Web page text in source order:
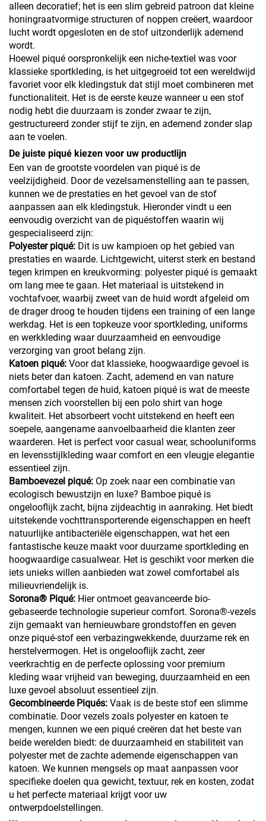
alleen decoratief; het is een slim gebreid patroon dat kleine
honingraatvormige structuren of noppen creëert, waardoor
lucht wordt opgesloten en de stof uitzonderlijk ademend
wordt.
Hoewel piqué oorspronkelijk een niche-textiel was voor
klassieke sportkleding, is het uitgegroeid tot een wereldwijd
favoriet voor elk kledingstuk dat stijl moet combineren met
functionaliteit. Het is de eerste keuze wanneer u een stof
nodig hebt die duurzaam is zonder zwaar te zijn,
gestructureerd zonder stijf te zijn, en ademend zonder slap
aan te voelen.
De juiste piqué kiezen voor uw productlijn
Een van de grootste voordelen van piqué is de
veelzijdigheid. Door de vezelsamenstelling aan te passen,
kunnen we de prestaties en het gevoel van de stof
aanpassen aan elk kledingstuk. Hieronder vindt u een
eenvoudig overzicht van de piquéstoffen waarin wij
gespecialiseerd zijn:
Polyester piqué: Dit is uw kampioen op het gebied van
prestaties en waarde. Lichtgewicht, uiterst sterk en bestand
tegen krimpen en kreukvorming: polyester piqué is gemaakt
om lang mee te gaan. Het materiaal is uitstekend in
vochtafvoer, waarbij zweet van de huid wordt afgeleid om
de drager droog te houden tijdens een training of een lange
werkdag. Het is een topkeuze voor sportkleding, uniforms
en werkkleding waar duurzaamheid en eenvoudige
verzorging van groot belang zijn.
Katoen piqué: Voor dat klassieke, hoogwaardige gevoel is
niets beter dan katoen. Zacht, ademend en van nature
comfortabel tegen de huid, katoen piqué is wat de meeste
mensen zich voorstellen bij een polo shirt van hoge
kwaliteit. Het absorbeert vocht uitstekend en heeft een
soepele, aangename aanvoelbaarheid die klanten zeer
waarderen. Het is perfect voor casual wear, schooluniforms
en levensstijlkleding waar comfort en een vleugje elegantie
essentieel zijn.
Bamboevezel piqué: Op zoek naar een combinatie van
ecologisch bewustzijn en luxe? Bamboe piqué is
ongelooflijk zacht, bijna zijdeachtig in aanraking. Het biedt
uitstekende vochttransporterende eigenschappen en heeft
natuurlijke antibacteriële eigenschappen, wat het een
fantastische keuze maakt voor duurzame sportkleding en
hoogwaardige casualwear. Het is geschikt voor merken die
iets unieks willen aanbieden wat zowel comfortabel als
milieuvriendelijk is.
Sorona® Piqué: Hier ontmoet geavanceerde bio-
gebaseerde technologie superieur comfort. Sorona®-vezels
zijn gemaakt van hernieuwbare grondstoffen en geven
onze piqué-stof een verbazingwekkende, duurzame rek en
herstelvermogen. Het is ongelooflijk zacht, zeer
veerkrachtig en de perfecte oplossing voor premium
kleding waar vrijheid van beweging, duurzaamheid en een
luxe gevoel absoluut essentieel zijn.
Gecombineerde Piqués: Vaak is de beste stof een slimme
combinatie. Door vezels zoals polyester en katoen te
mengen, kunnen we een piqué creëren dat het beste van
beide werelden biedt: de duurzaamheid en stabiliteit van
polyester met de zachte ademende eigenschappen van
katoen. We kunnen mengsels op maat aanpassen voor
specifieke doelen qua gewicht, textuur, rek en kosten, zodat
u het perfecte materiaal krijgt voor uw
ontwerpdoelstellingen.